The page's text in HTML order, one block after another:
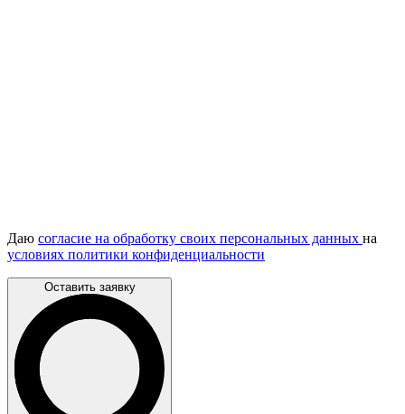
Даю согласие на обработку своих персональных данных на
условиях политики конфиденциальности
Оставить заявку